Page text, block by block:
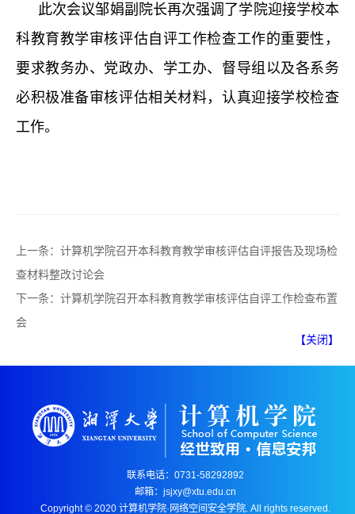
此次会议邹娟副院长再次强调了学院迎接学校本
科教育教学审核评估自评工作检查工作的重要性，
要求教务办、党政办、学工办、督导组以及各系务
必积极准备审核评估相关材料，认真迎接学校检查
工作。
上一条： 计算机学院召开本科教育教学审核评估自评报告及现场检
查材料整改讨论会
下一条： 计算机学院召开本科教育教学审核评估自评工作检查布置
会
【关闭】
联系电话：0731-58292892
邮箱：jsjxy@xtu.edu.cn
Copyright © 2020 计算机学院·网络空间安全学院. All rights reserved.